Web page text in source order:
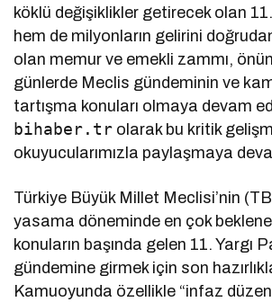
köklü değişiklikler getirecek olan
hem de milyonların gelirini
olan memur ve emekli zammı,
günlerde Meclis gündeminin ve
tartışma konuları olmaya devam
bihaber.tr olarak bu kritik
okuyucularımızla paylaşmaya
Türkiye Büyük Millet Meclisi’nin
yasama döneminde en çok
konuların başında gelen 11. Yargı
gündemine girmek için son
Kamuoyunda özellikle “infaz